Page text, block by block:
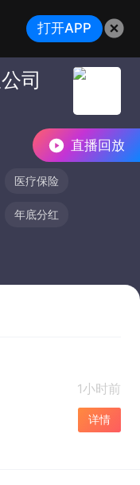
直播回放
司
医疗保险
年底分红
1小时前
详情
打开APP